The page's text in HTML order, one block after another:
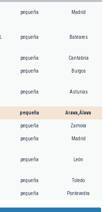
pequeña Madrid
pequeña Baleares
pequeña Cantabria
pequeña Burgos
pequeña Asturias
pequeña Arava,Álava
pequeña Zamora
pequeña Madrid
pequeña León
pequeña Toledo
pequeña Pontevedra